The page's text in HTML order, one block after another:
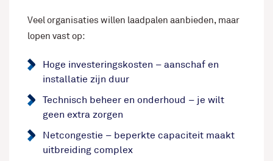
Veel organisaties willen laadpalen aanbieden, maar
lopen vast op:
Hoge investeringskosten – aanschaf en
installatie zijn duur
Technisch beheer en onderhoud – je wilt
geen extra zorgen
Netcongestie – beperkte capaciteit maakt
uitbreiding complex